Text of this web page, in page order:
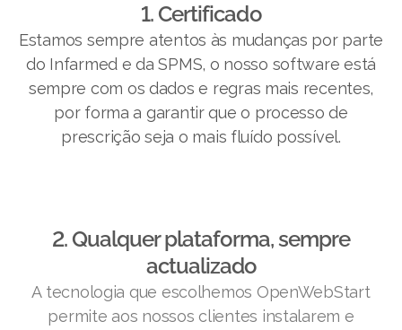
1. Certificado
Estamos sempre atentos às mudanças por parte
do Infarmed e da SPMS, o nosso software está
sempre com os dados e regras mais recentes,
por forma a garantir que o processo de
prescrição seja o mais fluído possível.
2. Qualquer plataforma, sempre
actualizado
A tecnologia que escolhemos OpenWebStart
permite aos nossos clientes instalarem e